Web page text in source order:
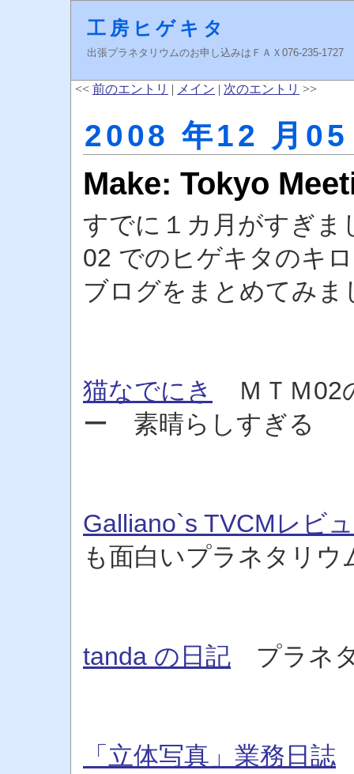
工房ヒゲキタ
出張プラネタリウムのお申し込みはＦＡＸ076-235-
<< 前のエントリ | メイン | 次のエントリ >>
2008 年12 月
Make: Tokyo
すでに１カ月がすぎま
02 でのヒゲキタのキ
ブログをまとめてみま
猫なでにき
ＭＴＭ02
ー 素晴らしすぎる
Galliano`s TVCMレビ
も面白いプラネタリウ
tanda の日記 プラネ
「立体写真」業務日誌